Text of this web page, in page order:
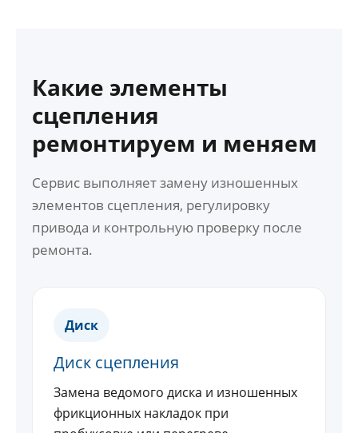
Какие элементы
сцепления
ремонтируем и меняем
Сервис выполняет замену изношенных
элементов сцепления, регулировку
привода и контрольную проверку после
ремонта.
Диск
Диск сцепления
Замена ведомого диска и изношенных
фрикционных накладок при